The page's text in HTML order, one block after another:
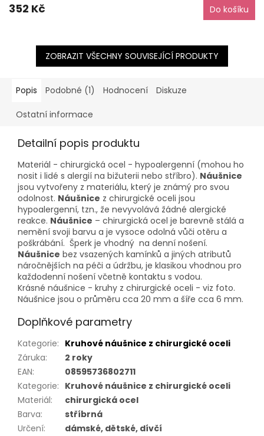
352 Kč Do košíku
ZOBRAZIT VŠECHNY SOUVISEJÍCÍ PRODUKTY
Popis Podobné (1) Hodnocení Diskuze
Ostatní informace
Detailní popis produktu
Materiál - chirurgická ocel - hypoalergenní (mohou ho
nosit i lidé s alergií na bižuterii nebo stříbro). Náušnice
jsou vytvořeny z materiálu, který je známý pro svou
odolnost. Náušnice z chirurgické oceli jsou
hypoalergenní, tzn., že nevyvolává žádné alergické
reakce. Náušnice – chirurgická ocel je barevně stálá a
nemění svoji barvu a je vysoce odolná vůči otěru a
poškrábání. Šperk je vhodný na denní nošení.
Náušnice bez vsazených kamínků a jiných atributů
náročnějších na péči a údržbu, je klasikou vhodnou pro
každodenní nošení včetně kontaktu s vodou.
Krásné náušnice - kruhy z chirurgické oceli - viz foto.
Náušnice jsou o průměru cca 20 mm a šíře cca 6 mm.
Doplňkové parametry
Kategorie: Kruhové náušnice z chirurgické oceli
Záruka:
2 roky
EAN:
08595736802711
Kategorie: Kruhové náušnice z chirurgické oceli
Materiál:
chirurgická ocel
Barva:
stříbrná
Určení:
dámské, dětské, dívčí